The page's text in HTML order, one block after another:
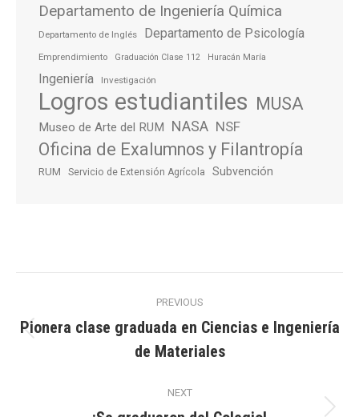
Departamento de Ingeniería Química
Departamento de Inglés Departamento de Psicología
Emprendimiento Graduación Clase 112 Huracán María
Ingeniería Investigación
Logros estudiantiles MUSA
Museo de Arte del RUM NASA NSF
Oficina de Exalumnos y Filantropía
RUM Servicio de Extensión Agrícola Subvención
navigation
PREVIOUS
Previous
post:
Pionera clase graduada en Ciencias e Ingeniería
de Materiales
NEXT